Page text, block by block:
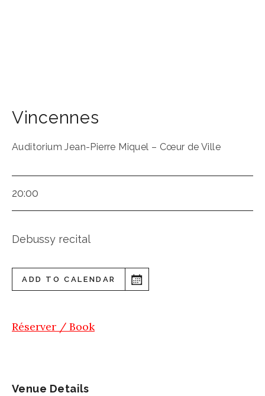
Vincennes
Auditorium Jean-Pierre Miquel – Cœur de Ville
20:00
Debussy recital
ADD TO CALENDAR
Réserver / Book
Venue Details